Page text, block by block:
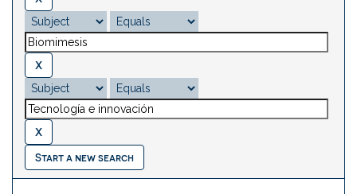
Start a new search